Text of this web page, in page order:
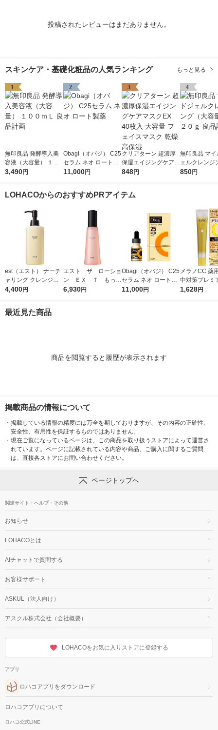
投稿されたレビューはまだありません。
スキンケア・基礎化粧品の人気ランキング もっと見る
1
無印良品 発酵導入美
容液（大容量） １０
０ｍＬ 良品計画
3,490円
2
Obagi（オバジ） C25
セラム ネオ ロート製
薬
11,000円
3
クリアターン 超濃厚
保湿エイジングケアマ
スクEX 40枚入 大容量
848円
4
無印良品 マイ
ェルクレンジ
容量） ２２０
850円
LOHACOからのおすすめPRアイテム
est（エスト） ナーチ
ャリング クレンジン
グセラム 180ml
4,400円
エスト ザ ローショ
ン ＥＸ Ｔ もっち
りハリ弾力のある肌に
6,930円
Obagi（オバジ） C25
セラム ネオ ロート製
薬
11,000円
メラノCC 薬
中対策プレミ
液 20ml ロー
1,628円
最近見た商品
商品を閲覧すると履歴が表示されます
掲載商品の情報について
・ 掲載している情報の精度には万全を期しておりますが、その内容の正確性、
安全性、有用性を保証するものではありません。
・ 現在ご覧になっているページは、この商品を取り扱うストアによって運営さ
れています。ページに記載されている内容や商品、ご購入に関するご質問
は、直接各ストアにお問い合わせください。
ページトップへ
関連サイト・ヘルプ・その他
お知らせ
LOHACOとは
AIチャットで質問する
お客様サポート
ASKUL（法人向け）
アスクル株式会社（会社概要）
LOHACOをお気に入りストアに登録する
アプリ
ロハコアプリをダウンロード
ロハコアプリについて
ロハコ公式LINE